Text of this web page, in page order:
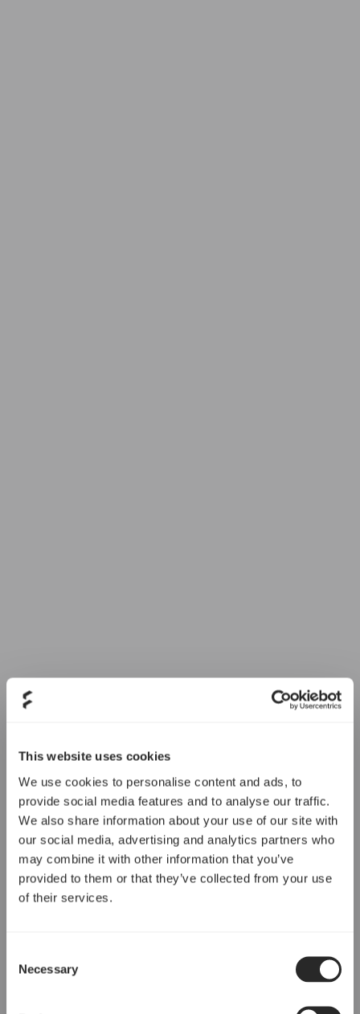
This website uses cookies
We use cookies to personalise content and ads, to
provide social media features and to analyse our traffic.
We also share information about your use of our site with
our social media, advertising and analytics partners who
may combine it with other information that you’ve
provided to them or that they’ve collected from your use
of their services.
Selection
Necessary